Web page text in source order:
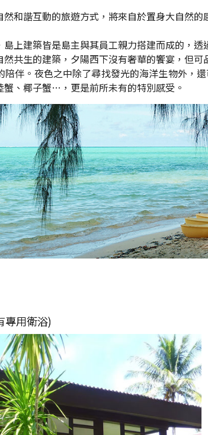
和諧互動的旅遊方式，將來自於置身大自然
上建築皆是島主與其員工親力搭建而成的，
共生的建築，夕陽西下沒有奢華的饗宴，但
伴。夜色之中除了尋找發光的海洋生物外，
、椰子蟹…，更是前所未有的特別感受。
專用衛浴)